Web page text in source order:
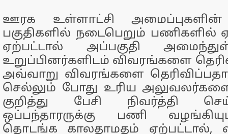
ஊரக உள்ளாட்சி
பகுதிகளில் நடைபெறும் பணிகளில்
ஏற்பட்டால் அப்பகுதி
உறுப்பினர்களிடம் விவரங்களை
அவ்வாறு விவரங்களை
செல்லும் போது உரிய அலுவலர்களை
குறித்து பேசி நிவர்த்தி
ஒப்பந்தாரருக்கு பணி
தொடங்க காலதாமதம் ஏற்பட்டால்,